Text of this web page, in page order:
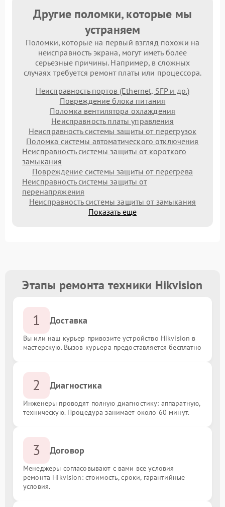
Другие поломки, которые мы
устраняем
Поломки, которые на первый взгляд похожи на
неисправность экрана, могут иметь более
серьезные причины. Например, в сложных
случаях требуется ремонт платы или процессора.
Неисправность портов (Ethernet, SFP и др.)
Повреждение блока питания
Поломка вентилятора охлаждения
Неисправность платы управления
Неисправность системы защиты от перегрузок
Поломка системы автоматического отключения
Неисправность системы защиты от короткого
замыкания
Повреждение системы защиты от перегрева
Неисправность системы защиты от
перенапряжения
Неисправность системы защиты от замыкания
Показать еще
Этапы ремонта техники Hikvision
1 Доставка
Вы или наш курьер привозите устройство Hikvision в
мастерскую. Вызов курьера предоставляется бесплатно
2 Диагностика
Инженеры проводят полную диагностику: аппаратную,
техническую. Процедура занимает около 60 минут.
3 Договор
Менеджеры согласовывают с вами все условия
ремонта Hikvision: стоимость, сроки, гарантийные
условия.